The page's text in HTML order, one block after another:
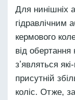
Для нинішніх
гідравлічним
кермового
від обертання
зʼявляться
присутній
коліс. Отже,